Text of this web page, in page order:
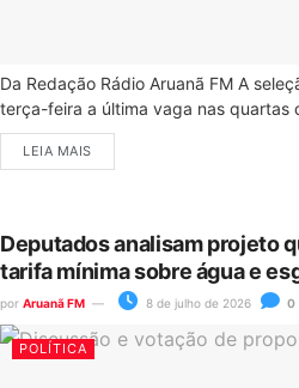
Da Redação Rádio Aruanã FM A
terça-feira a última vaga nas quartas
LEIA MAIS
Deputados analisam projeto
tarifa mínima sobre água e
por Aruanã FM 8 de julho de 2026 0
POLÍTICA